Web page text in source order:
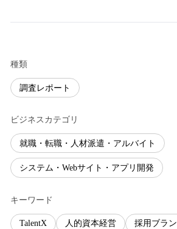
種類
調査レポート
ビジネスカテゴリ
就職・転職・人材派遣・アルバイト
システム・Webサイト・アプリ開発
キーワード
TalentX 人的資本経営 採用ブラ